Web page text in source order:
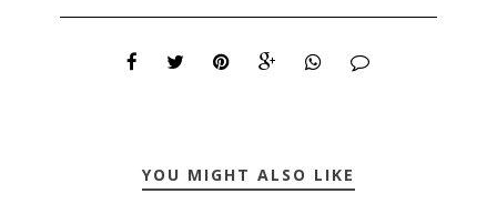
YOU MIGHT ALSO LIKE